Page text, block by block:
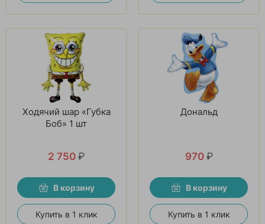
Ходячий шар «Губка
Боб» 1 шт
2 750 ₽
В корзину
Купить в 1 клик
Дональд
970 ₽
В корзину
Купить в 1 клик